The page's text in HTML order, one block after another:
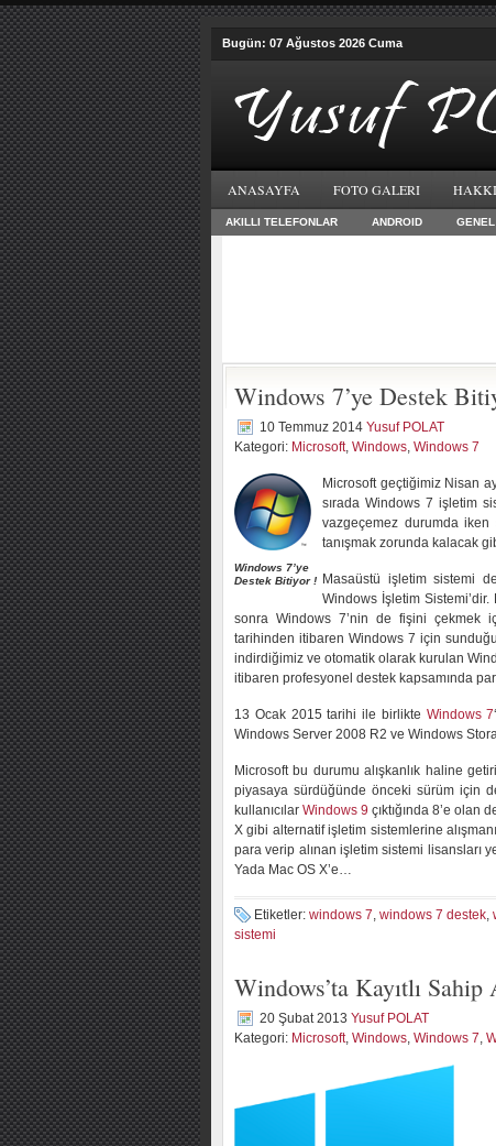
Bugün: 07 Ağustos 2026 Cuma
ANASAYFA FOTO GALERI
AKILLI TELEFONLAR ANDROID GENEL
Windows 7’ye Destek
10 Temmuz 2014 Yusuf POLAT
Kategori: Microsoft, Windows, Windows 7
Windows 7’ye
Destek Bitiyor !
Microsoft geçtiğimiz Nisan
sırada Windows 7 işletim
vazgeçemez durumda
tanışmak zorunda kalacak
Masaüstü işletim sistemi
Windows İşletim
sonra Windows 7’nin de fişini çekmek
tarihinden itibaren Windows 7 için
indirdiğimiz ve otomatik olarak kurulan
itibaren profesyonel destek kapsamında
13 Ocak 2015 tarihi ile birlikte Windows 7
Windows Server 2008 R2 ve Windows
Microsoft bu durumu alışkanlık haline
piyasaya sürdüğünde önceki sürüm için
kullanıcılarWindows 9 çıktığında 8’e
X gibi alternatif işletim sistemlerine
para verip alınan işletim sistemi lisansları
Yada Mac OS X’e…
Etiketler: windows 7, windows 7 destek,
sistemi
Windows’ta Kayıtlı
20 Şubat 2013 Yusuf POLAT
Kategori: Microsoft, Windows, Windows 7,